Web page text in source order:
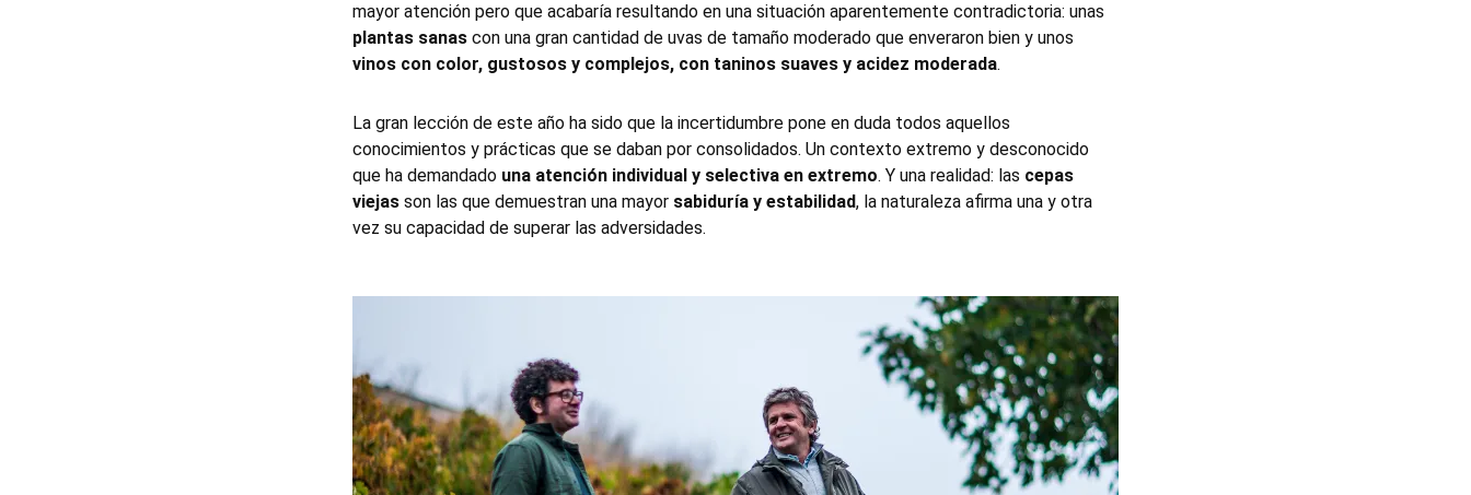
mayor atención pero que acabaría resultando en una situación aparentemente contradictoria: unas
plantas sanas con una gran cantidad de uvas de tamaño moderado que enveraron bien y unos
vinos con color, gustosos y complejos, con taninos suaves y acidez moderada.
La gran lección de este año ha sido que la incertidumbre pone en duda todos aquellos
conocimientos y prácticas que se daban por consolidados. Un contexto extremo y desconocido
que ha demandado una atención individual y selectiva en extremo. Y una realidad: las cepas
viejas son las que demuestran una mayor sabiduría y estabilidad, la naturaleza afirma una y otra
vez su capacidad de superar las adversidades.